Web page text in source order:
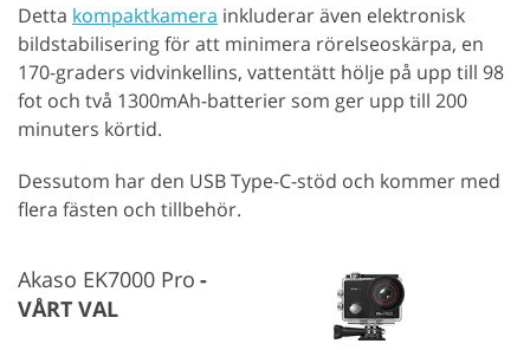
Detta kompaktkamera inkluderar även elektronisk
bildstabilisering för att minimera rörelseoskärpa, en
170-graders vidvinkellins, vattentätt hölje på upp till 98
fot och två 1300mAh-batterier som ger upp till 200
minuters körtid.
Dessutom har den USB Type-C-stöd och kommer med
flera fästen och tillbehör.
Akaso EK7000 Pro
VÅRT VAL